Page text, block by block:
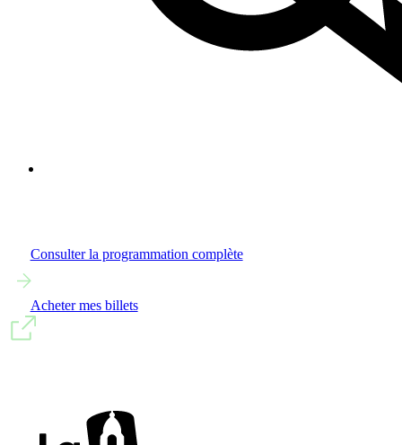
Consulter la programmation complète
Acheter mes billets